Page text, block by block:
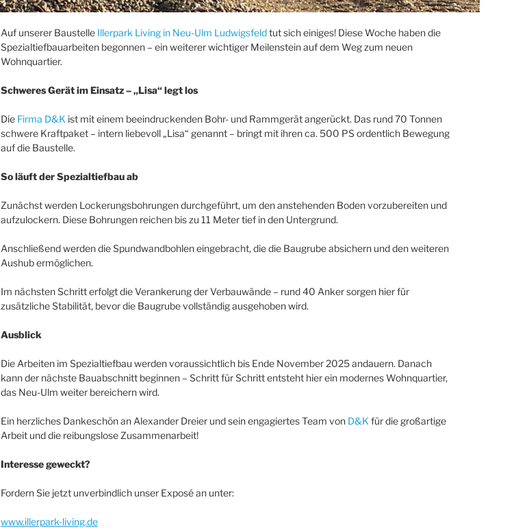
Auf unserer BaustelleIllerpark Living in Neu-Ulm Ludwigsfeldtut sich einiges! Diese Woche haben die
Spezialtiefbauarbeiten begonnen – ein weiterer wichtiger Meilenstein auf dem Weg zum neuen
Wohnquartier.
Schweres Gerät im Einsatz – „Lisa“ legt los
Die Firma D&K ist mit einem beeindruckenden Bohr- und Rammgerät angerückt. Das rund 70 Tonnen
schwere Kraftpaket – intern liebevoll „Lisa“ genannt – bringt mit ihren ca. 500 PS ordentlich Bewegung
auf die Baustelle.
So läuft der Spezialtiefbau ab
Zunächst werden Lockerungsbohrungen durchgeführt, um den anstehenden Boden vorzubereiten und
aufzulockern. Diese Bohrungen reichen bis zu 11 Meter tief in den Untergrund.
Anschließend werden die Spundwandbohlen eingebracht, die die Baugrube absichern und den weiteren
Aushub ermöglichen.
Im nächsten Schritt erfolgt die Verankerung der Verbauwände – rund 40 Anker sorgen hier für
zusätzliche Stabilität, bevor die Baugrube vollständig ausgehoben wird.
Ausblick
Die Arbeiten im Spezialtiefbau werden voraussichtlich bis Ende November 2025 andauern. Danach
kann der nächste Bauabschnitt beginnen – Schritt für Schritt entsteht hier ein modernes Wohnquartier,
das Neu-Ulm weiter bereichern wird.
Ein herzliches Dankeschön an Alexander Dreier und sein engagiertes Team von D&K für die großartige
Arbeit und die reibungslose Zusammenarbeit!
Interesse geweckt?
Fordern Sie jetzt unverbindlich unser Exposé an unter:
www.illerpark-living.de